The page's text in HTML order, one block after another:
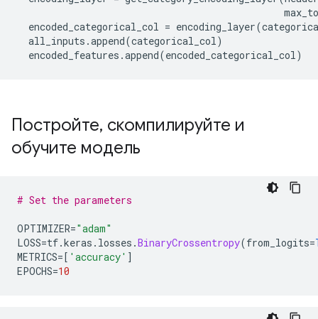
encoded_categorical_col = encoding_layer(
all_inputs .append(categorical_col)
encoded_features .append(encoded_categorical_col)
Постройте, скомпилируйте и
обучите модель
# Set the parameters
OPTIMIZER="adam"
LOSS=tf.keras . losses .BinaryCrossentropy(from_logits=
METRICS=[ 'accuracy' ]
EPOCHS=10